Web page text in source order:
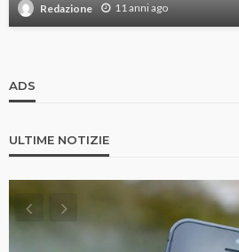
Redazione 11 anni ago
ADS
ULTIME NOTIZIE